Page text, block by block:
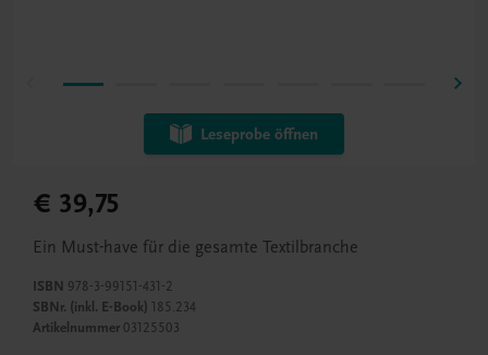
Leseprobe öffnen
€ 39,75
Ein Must-have für die gesamte Textilbranche
ISBN 978-3-99151-431-2
SBNr. (inkl. E-Book) 185.234
Artikelnummer 03125503